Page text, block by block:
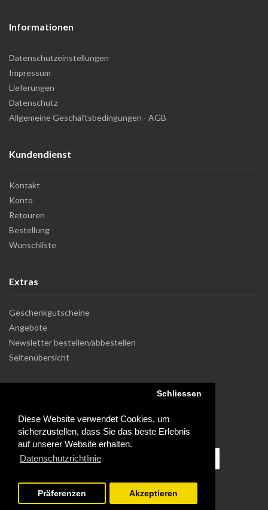
Diese Website verwendet Cookies, um
sicherzustellen, dass Sie das beste Erlebnis
auf unserer Website erhalten.
Datenschutzrichtlinie
Schliessen
Präferenzen Akzeptieren
Informationen
Datenschutzeinstellungen
Impressum
Lieferungen
Datenschutz
Allgemeine Geschäftsbedingungen - AGB
Kundendienst
Kontakt
Konto
Retouren
Bestellung
Wunschliste
Extras
Geschenkgutscheine
Angebote
Newsletter bestellen/abbestellen
Seitenübersicht
Powered by Dupuis Informatique